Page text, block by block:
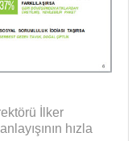
İlker
hızla